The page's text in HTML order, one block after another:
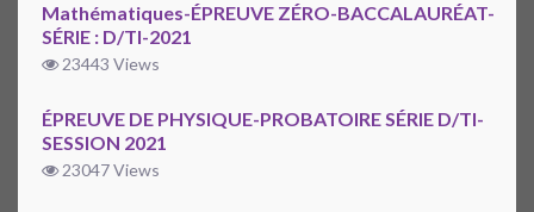
Mathématiques-ÉPREUVE ZÉRO-BACCALAURÉAT-
SÉRIE : D/TI-2021
23443 Views
ÉPREUVE DE PHYSIQUE-PROBATOIRE SÉRIE D/TI-
SESSION 2021
23047 Views